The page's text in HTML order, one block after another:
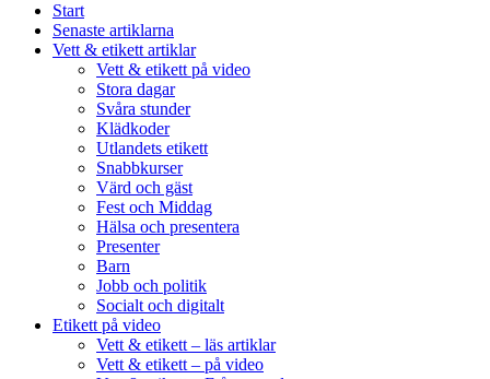
Start
Senaste artiklarna
Vett & etikett artiklar
Vett & etikett på video
Stora dagar
Svåra stunder
Klädkoder
Utlandets etikett
Snabbkurser
Värd och gäst
Fest och Middag
Hälsa och presentera
Presenter
Barn
Jobb och politik
Socialt och digitalt
Etikett på video
Vett & etikett – läs artiklar
Vett & etikett – på video